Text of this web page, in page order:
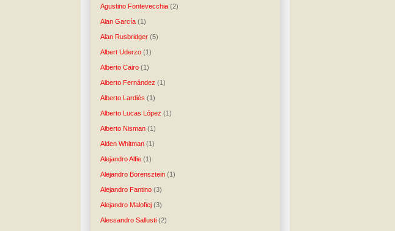
Agustino Fontevecchia (2)
Alan García (1)
Alan Rusbridger (5)
Albert Uderzo (1)
Alberto Cairo (1)
Alberto Fernández (1)
Alberto Lardiés (1)
Alberto Lucas López (1)
Alberto Nisman (1)
Alden Whitman (1)
Alejandro Alfie (1)
Alejandro Borensztein (1)
Alejandro Fantino (3)
Alejandro Malofiej (3)
Alessandro Sallusti (2)